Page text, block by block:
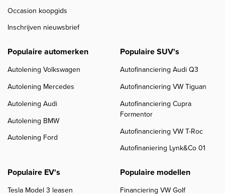
Occasion koopgids
Inschrijven nieuwsbrief
Populaire automerken
Autolening Volkswagen
Autolening Mercedes
Autolening Audi
Autolening BMW
Autolening Ford
Populaire SUV's
Autofinanciering Audi Q3
Autofinanciering VW Tiguan
Autofinanciering Cupra
Formentor
Autofinanciering VW T-Roc
Autofinaniering Lynk&Co 01
Populaire EV's
Tesla Model 3 leasen
Populaire modellen
Financiering VW Golf